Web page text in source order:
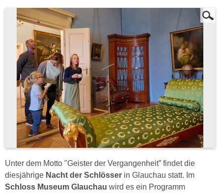
Unter dem Motto "Geister der Vergangenheit” findet die
diesjährige Nacht der Schlösser in Glauchau statt. Im
Schloss Museum Glauchau wird es ein Programm